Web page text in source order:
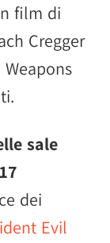
film di
Cregger
sale
dei
Evil